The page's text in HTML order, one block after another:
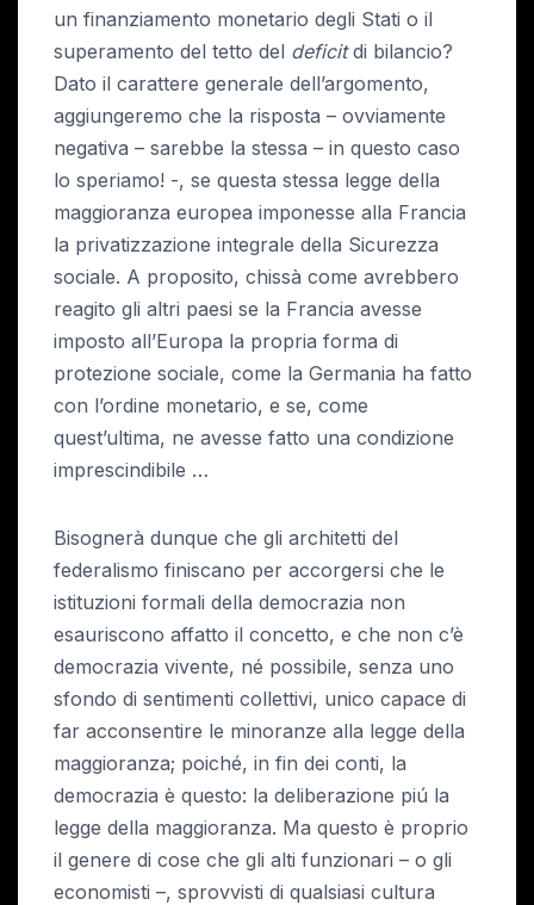
un finanziamento monetario degli Stati o il
superamento del tetto del deficitdi bilancio?
Dato il carattere generale dell’argomento,
aggiungeremo che la risposta – ovviamente
negativa – sarebbe la stessa – in questo caso
lo speriamo! -, se questa stessa legge della
maggioranza europea imponesse alla Francia
la privatizzazione integrale della Sicurezza
sociale. A proposito, chissà come avrebbero
reagito gli altri paesi se la Francia avesse
imposto all’Europa la propria forma di
protezione sociale, come la Germania ha fatto
con l’ordine monetario, e se, come
quest’ultima, ne avesse fatto una condizione
imprescindibile …
Bisognerà dunque che gli architetti del
federalismo finiscano per accorgersi che le
istituzioni formali della democrazia non
esauriscono affatto il concetto, e che non c’è
democrazia vivente, né possibile, senza uno
sfondo di sentimenti collettivi, unico capace di
far acconsentire le minoranze alla legge della
maggioranza; poiché, in fin dei conti, la
democrazia è questo: la deliberazione piú la
legge della maggioranza. Ma questo è proprio
il genere di cose che gli alti funzionari – o gli
economisti –, sprovvisti di qualsiasi cultura